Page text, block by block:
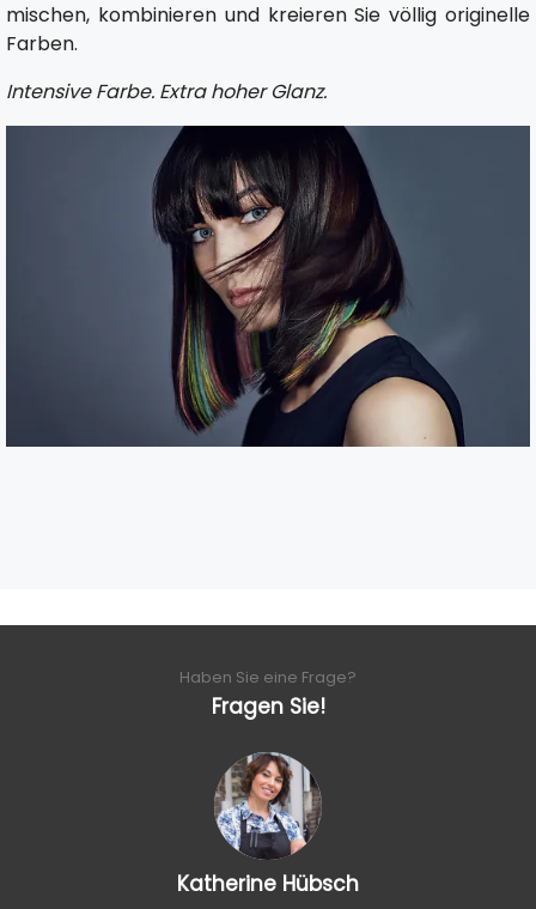
mischen, kombinieren und kreieren Sie völlig originelle
Farben.
Intensive Farbe. Extra hoher Glanz.
Haben Sie eine Frage?
Fragen Sie!
Katherine Hübsch